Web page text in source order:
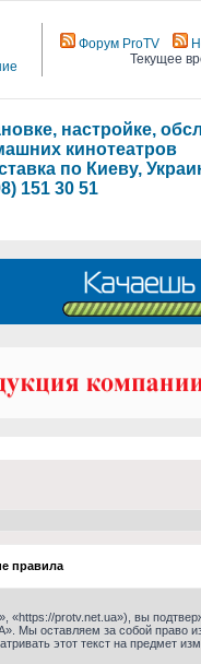
Форум ProTV
Текущее
настройке,
кинотеатров
по Киеву,
151 30 51
правила
protv.net.ua»), вы
Мы оставляем за собой право
этот текст на предмет